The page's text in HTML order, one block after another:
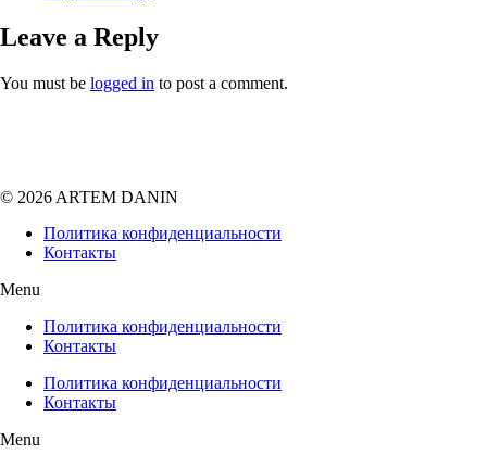
Leave a Reply
You must be logged in to post a comment.
© 2026 ARTEM DANIN
Политика конфиденциальности
Контакты
Menu
Политика конфиденциальности
Контакты
Политика конфиденциальности
Контакты
Menu